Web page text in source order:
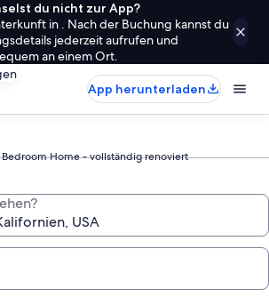
du nicht zur App?
in . Nach der Buchung kannst du
jederzeit aufrufen und
an einem Ort.
App herunterladen
Bedroom Home - vollständig renoviert